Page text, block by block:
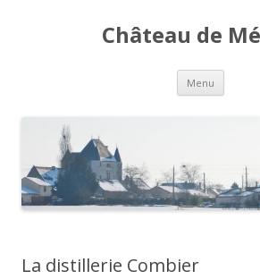
Château de
Menu Aller
La distillerie Combier